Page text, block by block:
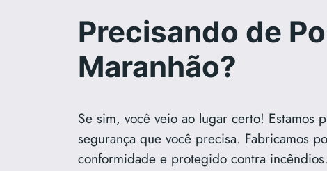
Precisando de
Maranhão?
Se sim, você veio ao lugar certo! Estamos
segurança que você precisa. Fabricamos
conformidade e protegido contra incêndios.